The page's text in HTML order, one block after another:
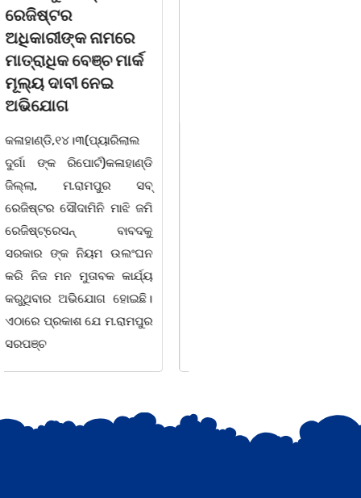
ତିନି ଯୁବକ ଗିରଫ ଓ
କୋର୍ଟ ଚାଲାଣ
କଳାହାଣ୍ଡି,୧୪|୩(ପ୍ୟାରିଲାଲ
ଦୁର୍ଗା ଙ୍କ ରିପୋର୍ଟ):ବେଆଇନ
କରି ବ୍ୟବସାୟ ଚାଲୁଥିବା
ସମ୍ପର୍କରେ କୌଣସି ସୂତ୍ରରୁ
ସୂଚନା ପାଇ କଳାହାଣ୍ଡି ଉତ୍ତର
ବନଖଣ୍ଡ ଅଧୀନ କେଗାଁ ରେଞ୍ଜର
ବନ କର୍ମଚାରୀ ମାନେ ଗରଗାବ
ସେକ୍ସନ ଅଧୀନ କାନ୍ଦୁଲଝର